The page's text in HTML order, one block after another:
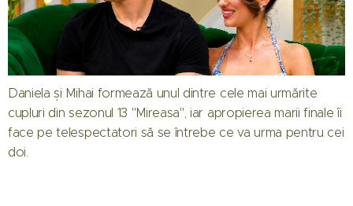
Daniela și Mihai formează unul dintre cele mai urmărite
cupluri din sezonul 13 "Mireasa", iar apropierea marii finale îi
face pe telespectatori să se întrebe ce va urma pentru cei
doi.